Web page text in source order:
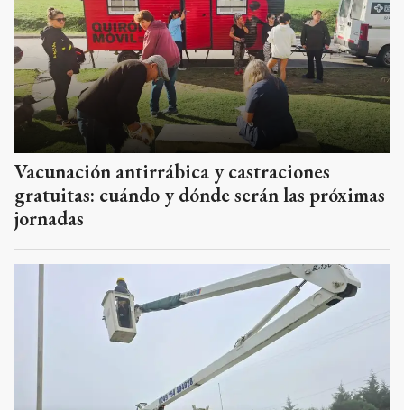
Vacunación antirrábica y castraciones
gratuitas: cuándo y dónde serán las próximas
jornadas